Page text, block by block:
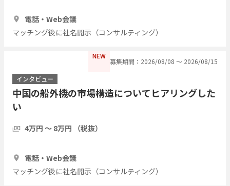
電話・Web会議
マッチング後に社名開示（コンサルティング）
NEW
募集期間：2026/08/08 〜 2026/08/15
インタビュー
中国の船外機の市場構造についてヒアリングした
い
4万円 〜 8万円 （税抜）
電話・Web会議
マッチング後に社名開示（コンサルティング）